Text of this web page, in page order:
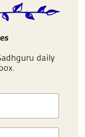
daily